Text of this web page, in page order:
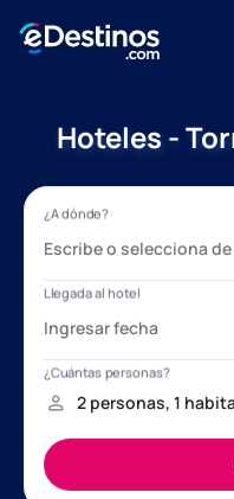
Hoteles -